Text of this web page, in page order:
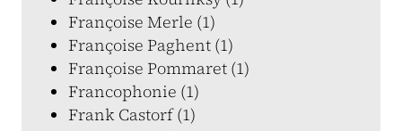
Françoise Merle (1)
Françoise Paghent (1)
Françoise Pommaret (1)
Francophonie (1)
Frank Castorf (1)